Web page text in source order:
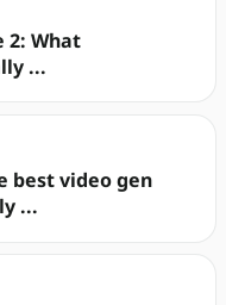
2: What
...
best video gen
...